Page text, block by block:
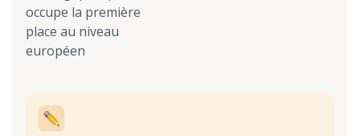
occupe la première
place au niveau
européen